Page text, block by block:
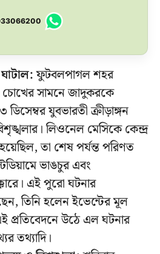
ফুটবলপাগল শহর
চোখের সামনে জাদুকরকে
ডিসেম্বর যুবভারতী ক্রীড়াঙ্গন
লিওনেল মেসিকে কেন্দ্র
তা শেষ পর্যন্ত পরিণত
ভাঙচুর এবং
এই পুরো ঘটনার
তিনি হলেন ইভেন্টের মূল
প্রতিবেদনে উঠে এল ঘটনার
তথ্যাদি।